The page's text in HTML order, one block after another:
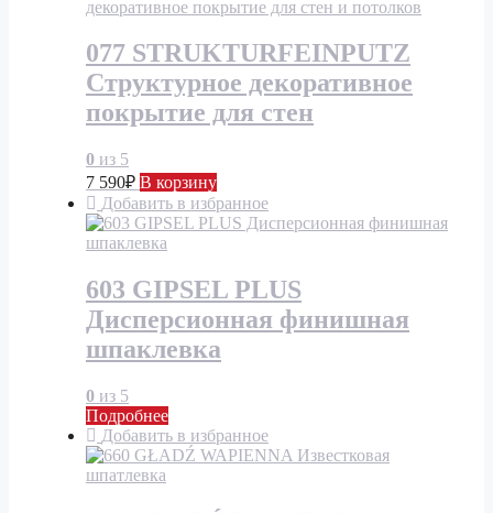
077 STRUKTURFEINPUTZ
Структурное декоративное
покрытие для стен
0 из 5
7 590₽ В корзину
Добавить в избранное
603 GIPSEL PLUS
Дисперсионная финишная
шпаклевка
0 из 5
Подробнее
Добавить в избранное